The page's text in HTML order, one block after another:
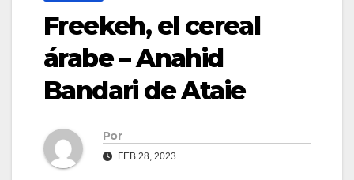
Freekeh, el cereal
árabe – Anahid
Bandari de Ataie
Por
FEB 28, 2023